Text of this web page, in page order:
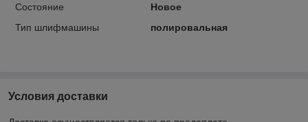
Состояние
Новое
Тип шлифмашины
полировальная
Условия доставки